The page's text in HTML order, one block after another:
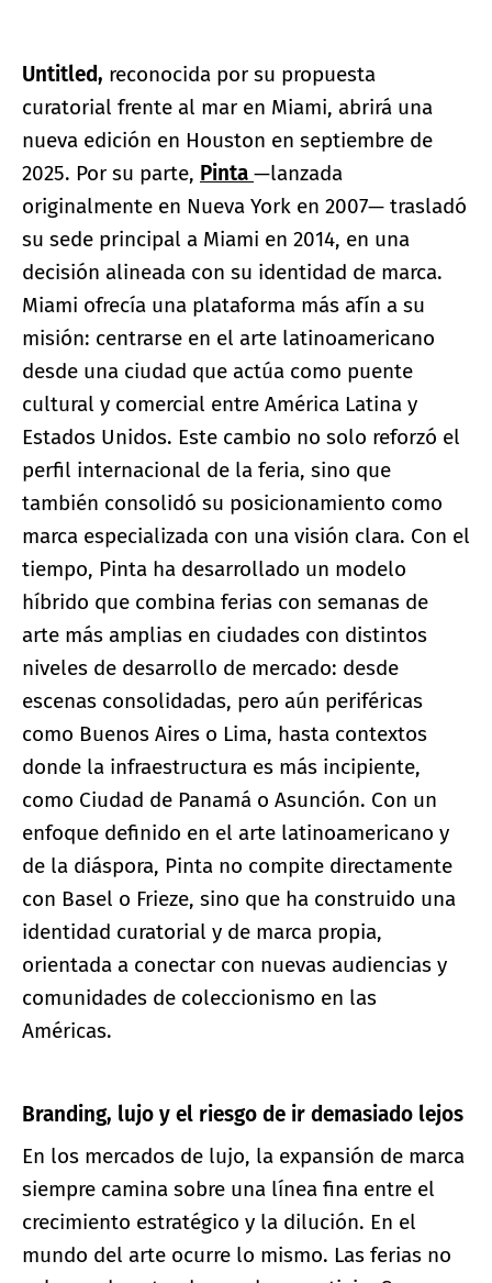
Untitled, reconocida por su propuesta
curatorial frente al mar en Miami, abrirá una
nueva edición en Houston en septiembre de
2025. Por su parte, Pinta —lanzada
originalmente en Nueva York en 2007— trasladó
su sede principal a Miami en 2014, en una
decisión alineada con su identidad de marca.
Miami ofrecía una plataforma más afín a su
misión: centrarse en el arte latinoamericano
desde una ciudad que actúa como puente
cultural y comercial entre América Latina y
Estados Unidos. Este cambio no solo reforzó el
perfil internacional de la feria, sino que
también consolidó su posicionamiento como
marca especializada con una visión clara. Con el
tiempo, Pinta ha desarrollado un modelo
híbrido que combina ferias con semanas de
arte más amplias en ciudades con distintos
niveles de desarrollo de mercado: desde
escenas consolidadas, pero aún periféricas
como Buenos Aires o Lima, hasta contextos
donde la infraestructura es más incipiente,
como Ciudad de Panamá o Asunción. Con un
enfoque definido en el arte latinoamericano y
de la diáspora, Pinta no compite directamente
con Basel o Frieze, sino que ha construido una
identidad curatorial y de marca propia,
orientada a conectar con nuevas audiencias y
comunidades de coleccionismo en las
Américas.
Branding, lujo y el riesgo de ir demasiado lejos
En los mercados de lujo, la expansión de marca
siempre camina sobre una línea fina entre el
crecimiento estratégico y la dilución. En el
mundo del arte ocurre lo mismo. Las ferias no